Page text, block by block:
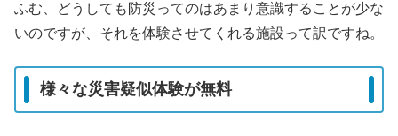
ふむ、どうしても防災ってのはあまり意識することが少な
いのですが、それを体験させてくれる施設って訳ですね。
様々な災害疑似体験が無料